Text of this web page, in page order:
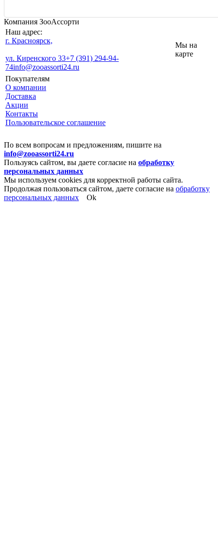
Компания ЗооАссорти
Наш адрес:
г. Красноярск,
ул. Киренского 33+7 (391) 294-94-
74info@zooassorti24.ru
Мы на
карте
Покупателям
О компании
Доставка
Акции
Контакты
Пользовательское соглашение
По всем вопросам и предложениям, пишите на
info@zooassorti24.ru
Пользуясь сайтом, вы даете согласие на обработку
персональных данных
Мы используем cookies для корректной работы сайта.
Продолжая пользоваться сайтом, даете согласие на обработку
персональных данных
Ok